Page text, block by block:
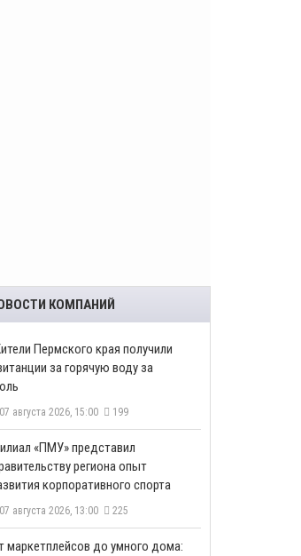
КОМПАНИЙ
Пермского края получили
за горячую воду за
07 августа 2026, 15:00 199
«ПМУ» представил
региона опыт
корпоративного спорта
07 августа 2026, 13:00 225
маркетплейсов до умного дома: